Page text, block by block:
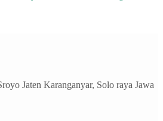
Jaten Karanganyar, Solo raya Jawa